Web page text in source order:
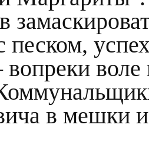
вопреки
в мешки